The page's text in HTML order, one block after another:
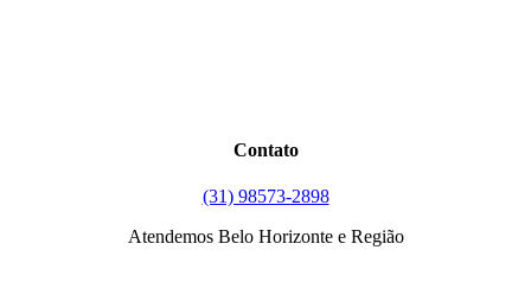
Contato
(31) 98573-2898
Atendemos Belo Horizonte e Região